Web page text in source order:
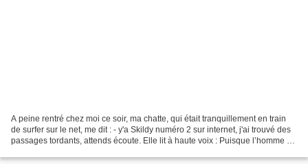
A peine rentré chez moi ce soir, ma chatte, qui était tranquillement en train
de surfer sur le net, me dit : - y'a Skildy numéro 2 sur internet, j'ai trouvé des
passages tordants, attends écoute. Elle lit à haute voix : Puisque l’homme -